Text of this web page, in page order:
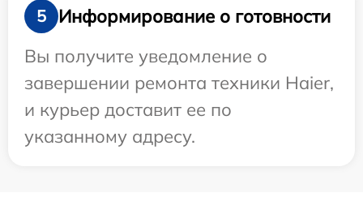
5
Информирование о готовности
Вы получите уведомление о
завершении ремонта техники Haier,
и курьер доставит ее по
указанному адресу.